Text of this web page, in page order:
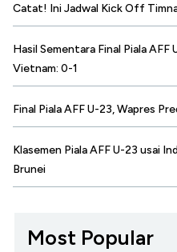
Catat! Ini Jadwal Kick Off
Hasil Sementara Final Piala
Vietnam: 0-1
Final Piala AFF U-23, Wapres
Klasemen Piala AFF U-23 usai
Brunei
Most Popular